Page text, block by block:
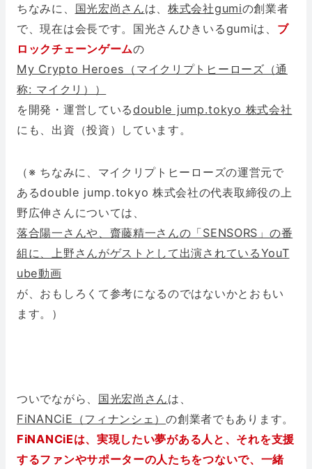
ちなみに、 国光宏尚さんは、株式会社gumiの創業者
で、現在は会長です。国光さんひきいるgumiは、 ブ
ロックチェーンゲームの
My Crypto Heroes（マイクリプトヒーローズ（通
称: マイクリ））
を開発・運営しているdouble jump.tokyo 株式会社
にも、出資（投資）しています。
（※ ちなみに、マイクリプトヒーローズの運営元で
あるdouble jump.tokyo 株式会社の代表取締役の上
野広伸さんについては、
落合陽一さんや、齋藤精一さんの「SENSORS」の番
組に、上野さんがゲストとして出演されているYouT
ube動画
が、おもしろくて参考になるのではないかとおもい
ます。）
ついでながら、 国光宏尚さんは、
FiNANCiE（フィナンシェ）の創業者でもあります。
FiNANCiEは、実現したい夢がある人と、それを支援
するファンやサポーターの人たちをつないで、一緒